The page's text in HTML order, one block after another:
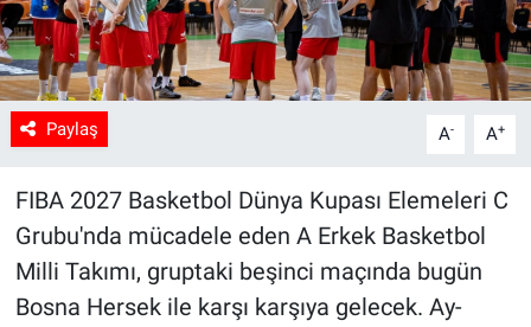
Paylaş A- A+
FIBA 2027 Basketbol Dünya Kupası Elemeleri C
Grubu'nda mücadele eden A Erkek Basketbol
Milli Takımı, gruptaki beşinci maçında bugün
Bosna Hersek ile karşı karşıya gelecek. Ay-